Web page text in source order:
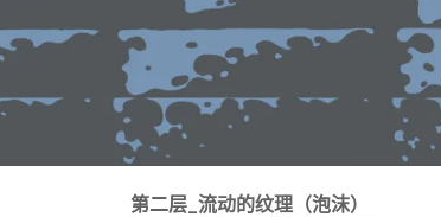
第二层_流动的纹理（泡沫）